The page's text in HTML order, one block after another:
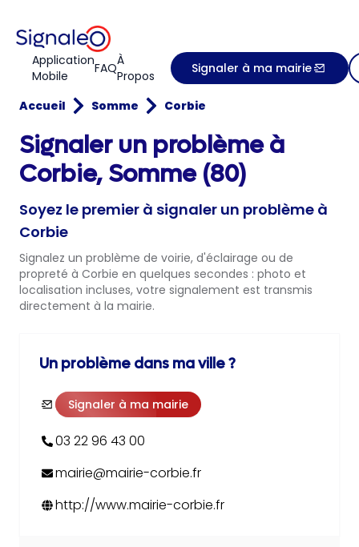
Application
Mobile
FAQÀ
Propos
Signaler à ma mairie
Accueil Somme Corbie
Signaler un problème à
Corbie, Somme (80)
Soyez le premier à signaler un problème à
Corbie
Signalez un problème de voirie, d'éclairage ou de
propreté à Corbie en quelques secondes : photo et
localisation incluses, votre signalement est transmis
directement à la mairie.
Un problème dans ma ville ?
Signaler à ma mairie
03 22 96 43 00
mairie@mairie-corbie.fr
http://www.mairie-corbie.fr